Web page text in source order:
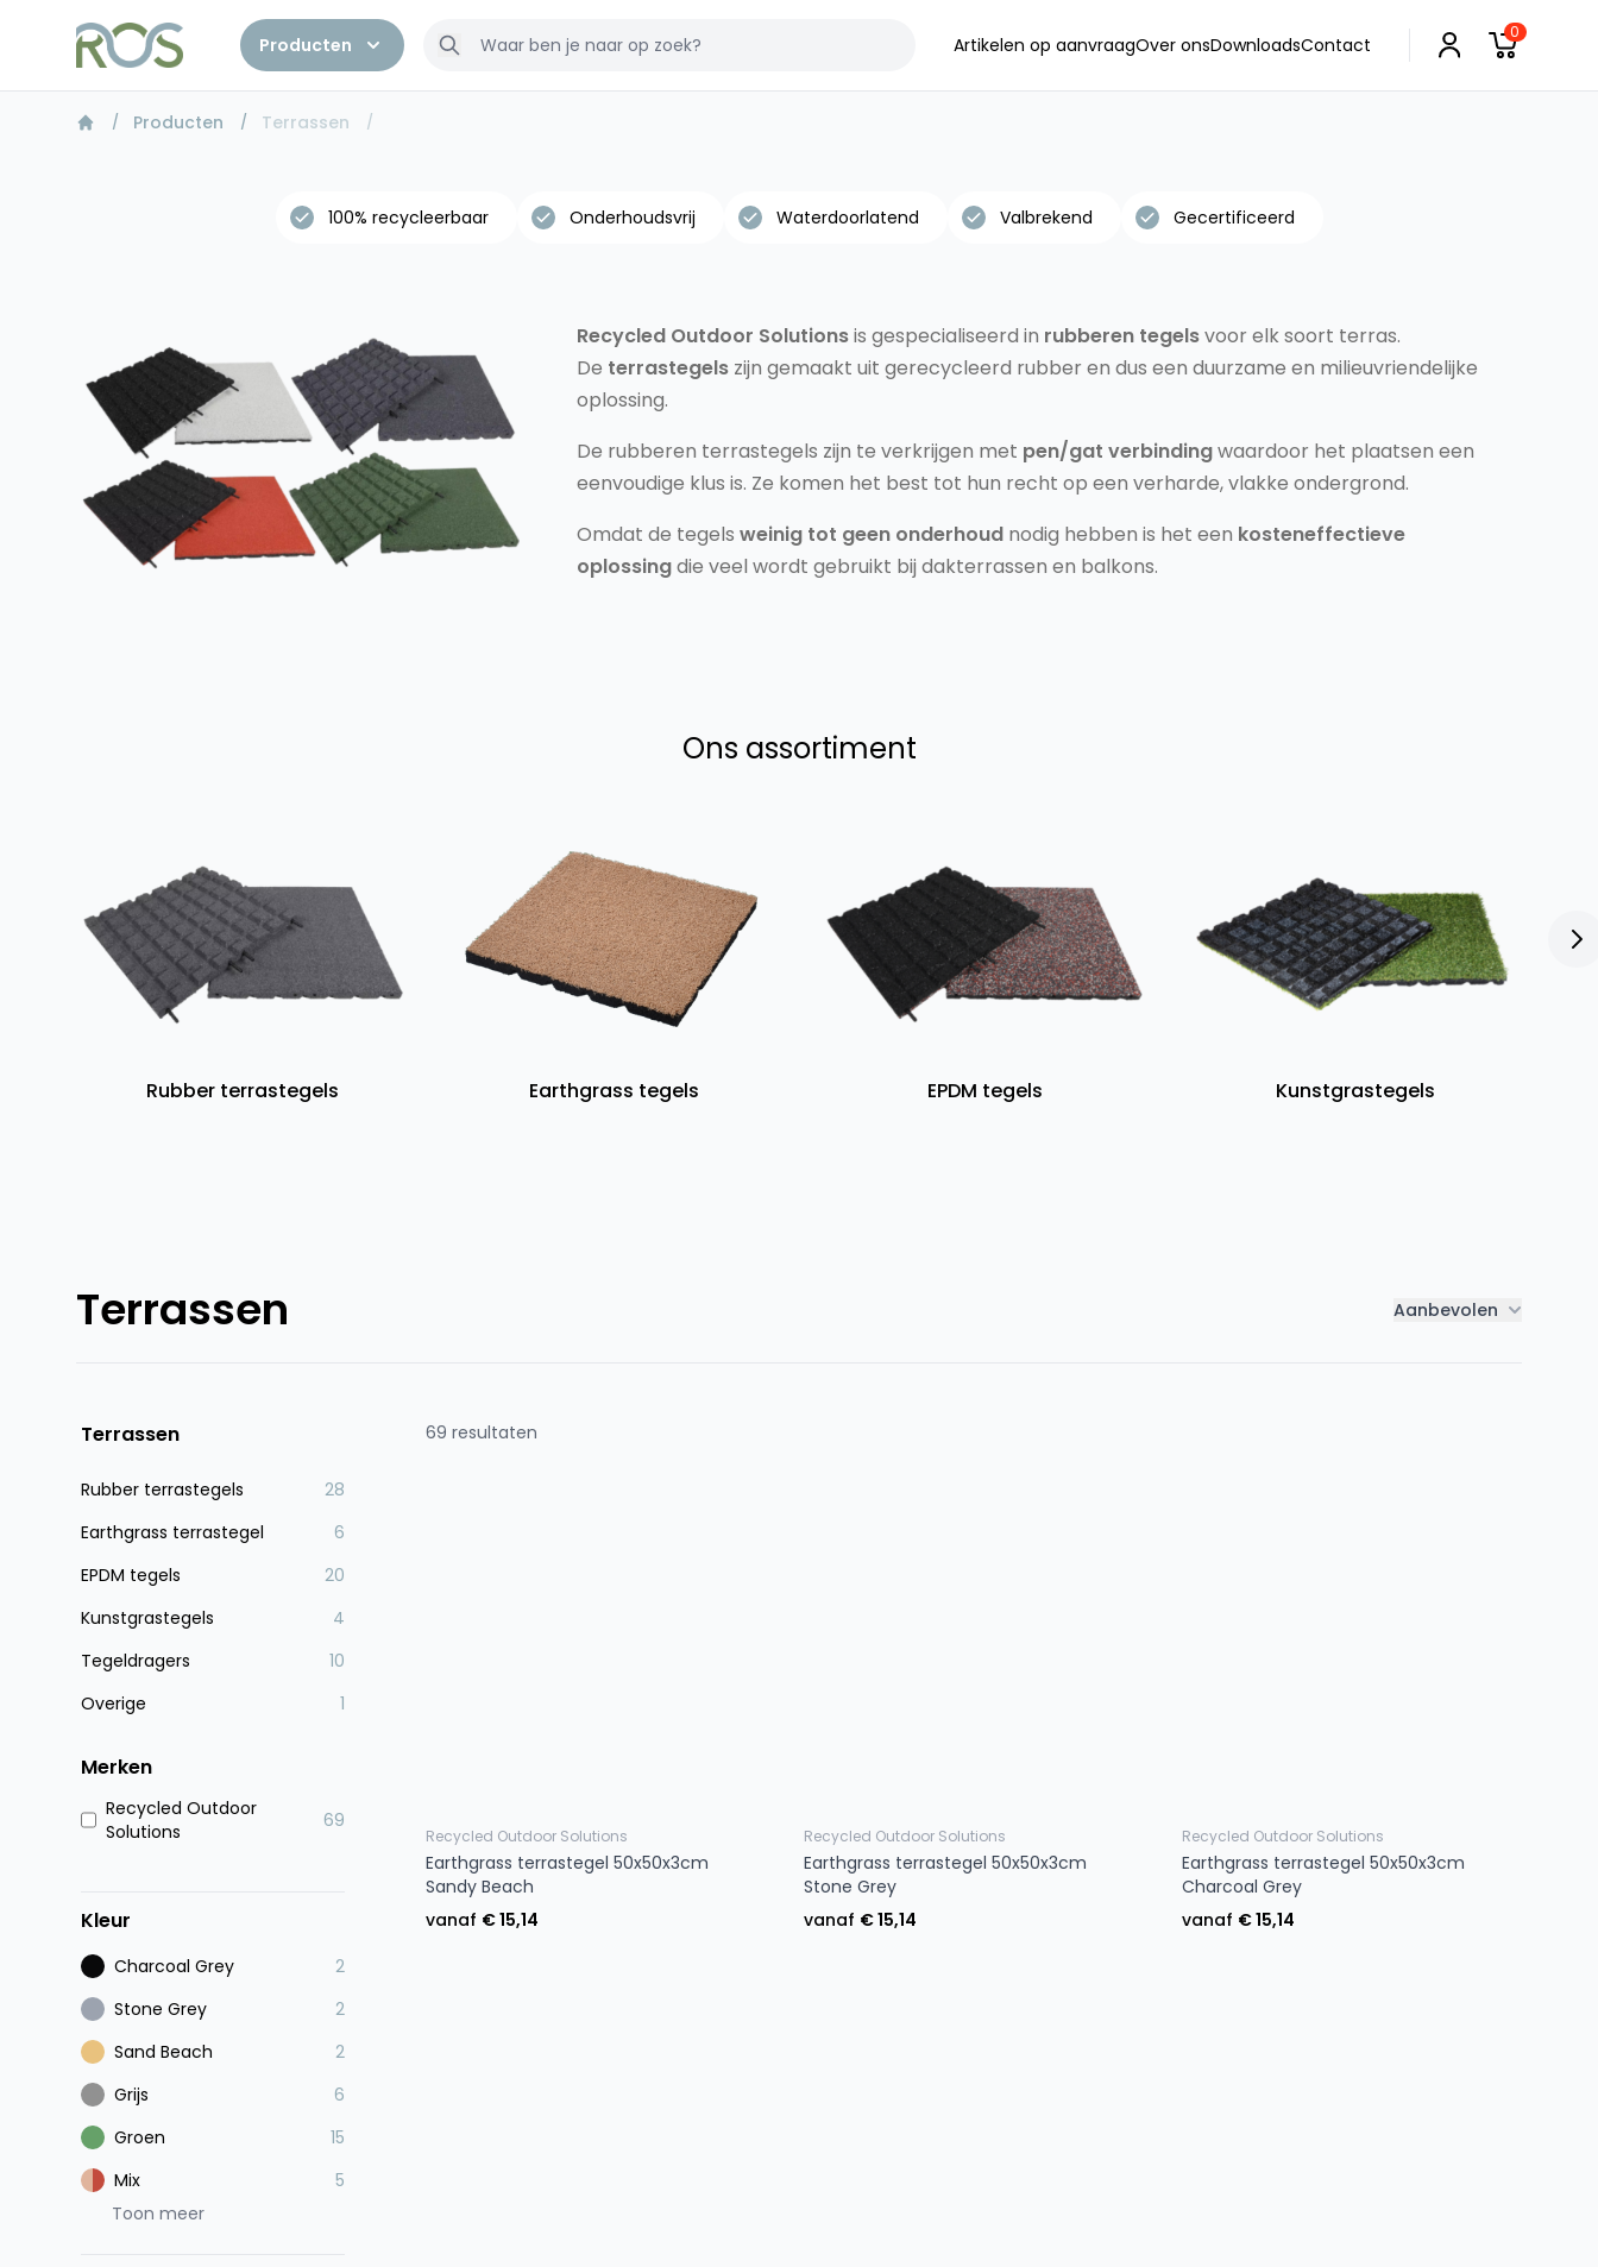
Producten Artikelen op aanvraagOver onsDownloadsContact
0
Producten Terrassen
100% recycleerbaar Onderhoudsvrij Waterdoorlatend Valbrekend Gecertificeerd
Recycled Outdoor Solutionsis gespecialiseerd in rubberen tegelsvoor elk soort terras.
De terrastegels zijn gemaakt uit gerecycleerd rubber en dus een duurzame en milieuvriendelijke
oplossing.
De rubberen terrastegels zijn te verkrijgen met pen/gat verbindingwaardoor het plaatsen een
eenvoudige klus is. Ze komen het best tot hun recht op een verharde, vlakke ondergrond.
Omdat de tegelsweinig tot geen onderhoud nodig hebben is het een kosteneffectieve
oplossingdie veel wordt gebruikt bij dakterrassen en balkons.
Ons assortiment
Rubber terrastegels Earthgrass tegels EPDM tegels Kunstgrastegels
Terrassen
Terrassen
Rubber terrastegels
28
Earthgrass terrastegel
6
EPDM tegels
20
Kunstgrastegels
4
Tegeldragers
10
Overige
1
Merken
Recycled Outdoor
Solutions
69
Kleur
Charcoal Grey
2
Stone Grey
2
Sand Beach
2
Grijs
6
Groen
15
Mix
5
Toon meer
69 resultaten
Aanbevolen
Recycled Outdoor Solutions
Earthgrass terrastegel 50x50x3cm
Sandy Beach
vanaf € 15,14
Recycled Outdoor Solutions
Earthgrass terrastegel 50x50x3cm
Stone Grey
vanaf € 15,14
Recycled Outdoor Solutions
Earthgrass terrastegel 50x50x3cm
Charcoal Grey
vanaf € 15,14